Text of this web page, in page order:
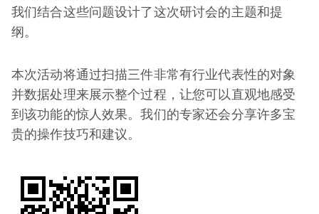
我们结合这些问题设计了这次研讨会的主题和提
纲。
本次活动将通过扫描三件非常有行业代表性的对象
并数据处理来展示整个过程，让您可以直观地感受
到该功能的惊人效果。我们的专家还会分享许多宝
贵的操作技巧和建议。